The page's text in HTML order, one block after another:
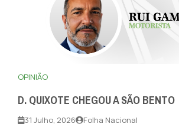
OPINIÃO
D. QUIXOTE CHEGOU A SÃO BENTO
31 Julho, 2026 Folha Nacional